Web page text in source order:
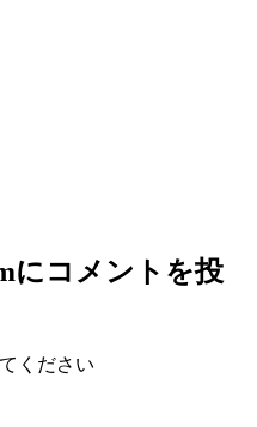
にコメントを投
ください